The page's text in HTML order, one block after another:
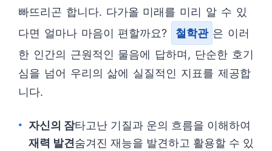
빠뜨리곤 합니다. 다가올 미래를 미리 알 수 있
다면 얼마나 마음이 편할까요?
철학관 은 이러
한 인간의 근원적인 물음에 답하며, 단순한 호기
심을 넘어 우리의 삶에 실질적인 지표를 제공합
니다.
자신의 잠
재력 발견
타고난 기질과 운의 흐름을 이해하여
숨겨진 재능을 발견하고 활용할 수 있